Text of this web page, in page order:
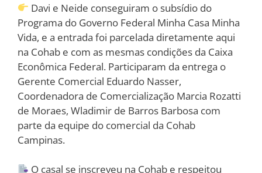
Davi e Neide conseguiram o subsídio do
Programa do Governo Federal Minha Casa Minha
Vida, e a entrada foi parcelada diretamente aqui
na Cohab e com as mesmas condições da Caixa
Econômica Federal. Participaram da entrega o
Gerente Comercial Eduardo Nasser,
Coordenadora de Comercialização Marcia Rozatti
de Moraes, Wladimir de Barros Barbosa com
parte da equipe do comercial da Cohab
Campinas.
O casal se inscreveu na Cohab e respeitou